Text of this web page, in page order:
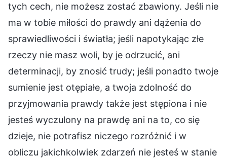
tych cech, nie możesz zostać zbawiony. Jeśli nie
ma w tobie miłości do prawdy ani dążenia do
sprawiedliwości i światła; jeśli napotykając złe
rzeczy nie masz woli, by je odrzucić, ani
determinacji, by znosić trudy; jeśli ponadto twoje
sumienie jest otępiałe, a twoja zdolność do
przyjmowania prawdy także jest stępiona i nie
jesteś wyczulony na prawdę ani na to, co się
dzieje, nie potrafisz niczego rozróżnić i w
obliczu jakichkolwiek zdarzeń nie jesteś w stanie